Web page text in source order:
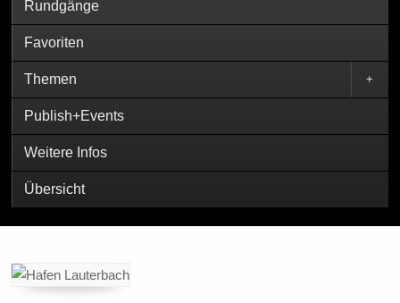
Rundgänge
Favoriten
Themen +
Publish+Events
Weitere Infos
Übersicht